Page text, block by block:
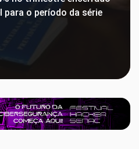
para o período da série